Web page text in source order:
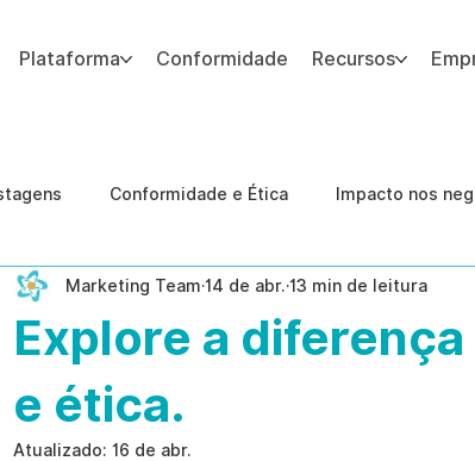
Plataforma Conformidade Recursos
Conformidade e Ética Impacto nos
Corporativa Tecnologia Estudos de caso
Práticas
Explore a
e ética.
Marketing Team 14 de abr. 13 min de leitura
Atualizado: 16 de abr.